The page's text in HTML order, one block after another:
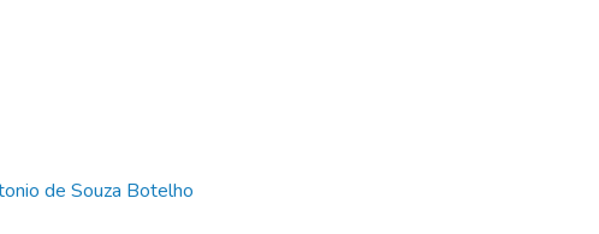
de Souza Botelho